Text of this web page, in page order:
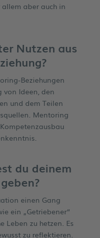
aber auch in
Nutzen aus
Beziehungen
von Ideen, den
und dem Teilen
Mentoring
du deinem
einen Gang
ein „Getriebener“
Leben zu hetzen. Es
zu reflektieren.